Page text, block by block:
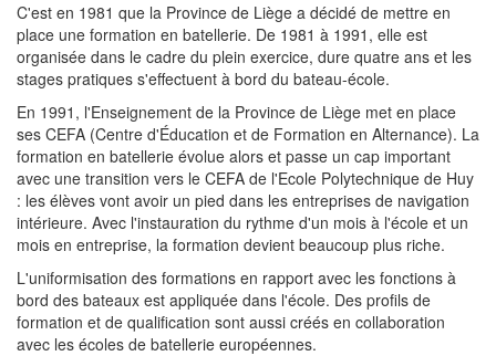
C'est en 1981 que la Province de Liège a décidé de mettre en
place une formation en batellerie. De 1981 à 1991, elle est
organisée dans le cadre du plein exercice, dure quatre ans et les
stages pratiques s'effectuent à bord du bateau-école.
En 1991, l'Enseignement de la Province de Liège met en place
ses CEFA (Centre d'Éducation et de Formation en Alternance). La
formation en batellerie évolue alors et passe un cap important
avec une transition vers le CEFA de l'Ecole Polytechnique de Huy
: les élèves vont avoir un pied dans les entreprises de navigation
intérieure. Avec l'instauration du rythme d'un mois à l'école et un
mois en entreprise, la formation devient beaucoup plus riche.
L'uniformisation des formations en rapport avec les fonctions à
bord des bateaux est appliquée dans l'école. Des profils de
formation et de qualification sont aussi créés en collaboration
avec les écoles de batellerie européennes.